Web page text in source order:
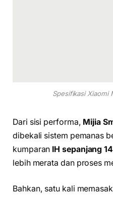
Spesifikasi Xiaomi
Dari sisi performa, Mijia
dibekali sistem pemanas
kumparan IH sepanjang
lebih merata dan proses
Bahkan, satu kali